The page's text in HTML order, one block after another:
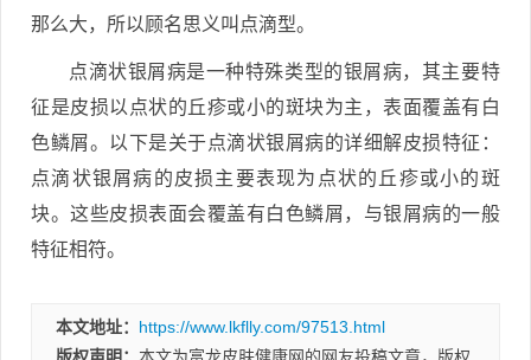
那么大，所以顾名思义叫点滴型。
点滴状银屑病是一种特殊类型的银屑病，其主要特
征是皮损以点状的丘疹或小的斑块为主，表面覆盖有白
色鳞屑。以下是关于点滴状银屑病的详细解皮损特征：
点滴状银屑病的皮损主要表现为点状的丘疹或小的斑
块。这些皮损表面会覆盖有白色鳞屑，与银屑病的一般
特征相符。
本文地址： https://www.lkflly.com/97513.html
版权声明： 本文为富龙皮肤健康网的网友投稿文章，版权